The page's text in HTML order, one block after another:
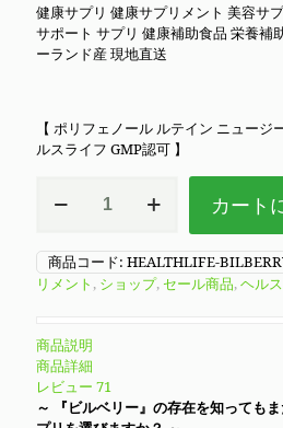
健康サプリ 健康サプリメント 美容サ
サポート サプリ 健康補助食品 栄養補
ーランド産 現地直送
【 ポリフェノール ルテイン ニュー
ルスライフ GMP認可 】
ラ
イ
フ
ベ
リ
ー
(ア
カート
商品コード: HEALTHLIFE-
リメント , ショップ, セール商品,ヘル
商品説明
商品詳細
レビュー 71
～ 『ビルベリー』の存在を知っても